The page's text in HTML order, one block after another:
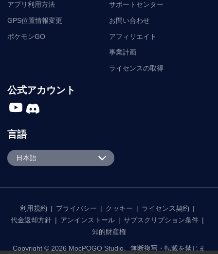
アプリ利用方法
GPS位置情報変更
ポケモンGO
サポートセンター
お問い合わせ
アフィリエイト
事業計画
ライセンスの取得
公式アカウント
言語
日本語
Português
日本語
한국어
利用規約 | プライバシー | クッキー | ライセンス契約 |
代金返却方針 | アンインストール | サブスクリプション条件 |
知的財産権
Copyright © 2026 MocPOGO Studio。無断複写・転載を禁じま